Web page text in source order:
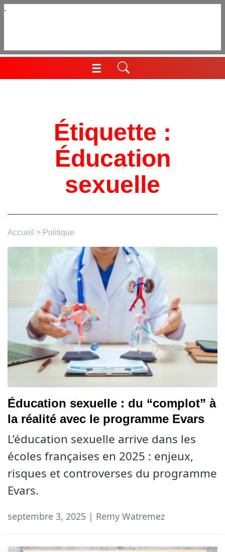
Aller
☰
Menu
Étiquette :
Éducation
sexuelle
Accueil > Politique
Éducation sexuelle : du “complot” à
la réalité avec le programme Evars
L’éducation sexuelle arrive dans les
écoles françaises en 2025 : enjeux,
risques et controverses du programme
Evars.
septembre 3, 2025 | Remy Watremez